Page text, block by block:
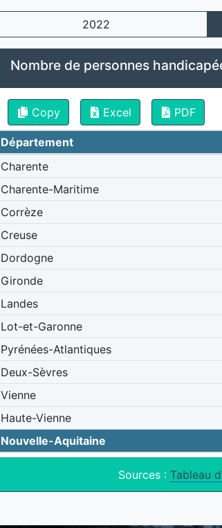
2022
Nombre de personnes
Copy Excel PDF
Département
Charente
Charente-Maritime
Corrèze
Creuse
Dordogne
Gironde
Landes
Lot-et-Garonne
Pyrénées-Atlantiques
Deux-Sèvres
Vienne
Haute-Vienne
Nouvelle-Aquitaine
Sources : Tableau